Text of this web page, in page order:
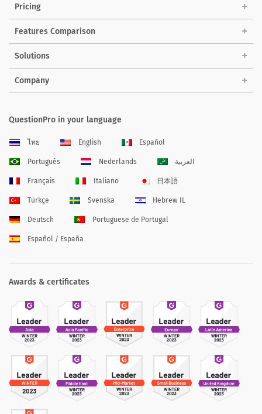
Pricing
Features Comparison
Solutions
Company
QuestionPro in your language
ไทย English Español
Português Nederlands العربية
Français Italiano 日本語
Türkçe Svenska Hebrew IL
Deutsch Portuguese de Portugal
Español / España
Awards & certificates